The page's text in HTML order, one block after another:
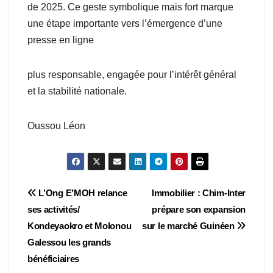
de 2025. Ce geste symbolique mais fort marque
une étape importante vers l’émergence d’une
presse en ligne
plus responsable, engagée pour l’intérêt général
et la stabilité nationale.
Oussou Léon
Navigation
de
l’article
Immobilier : Chim-Inter
prépare son expansion
sur le marché Guinéen
L’Ong E’MOH relance
ses activités/
Kondeyaokro et Molonou
Galessou les grands
bénéficiaires